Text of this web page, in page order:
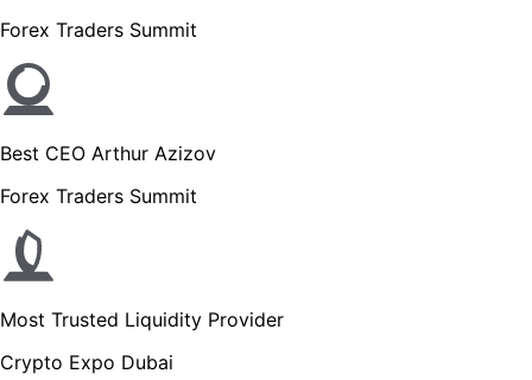
Forex Traders Summit
Best CEO Arthur Azizov
Forex Traders Summit
Most Trusted Liquidity Provider
Crypto Expo Dubai